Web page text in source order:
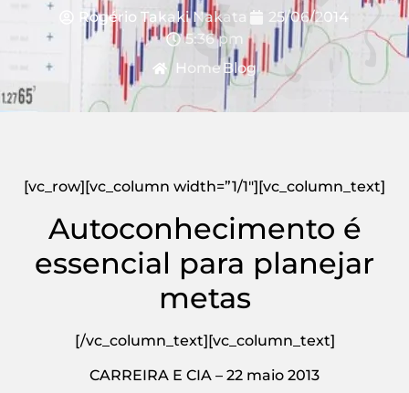
Rogério Takaki Nakata
25/06/2014
5:36 pm
Home Blog
[vc_row][vc_column width=”1/1″][vc_column_text]
Autoconhecimento é
essencial para planejar
metas
[/vc_column_text][vc_column_text]
CARREIRA E CIA – 22 maio 2013